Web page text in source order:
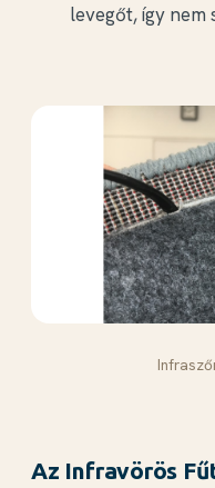
levegőt, így nem
Az Infravörös